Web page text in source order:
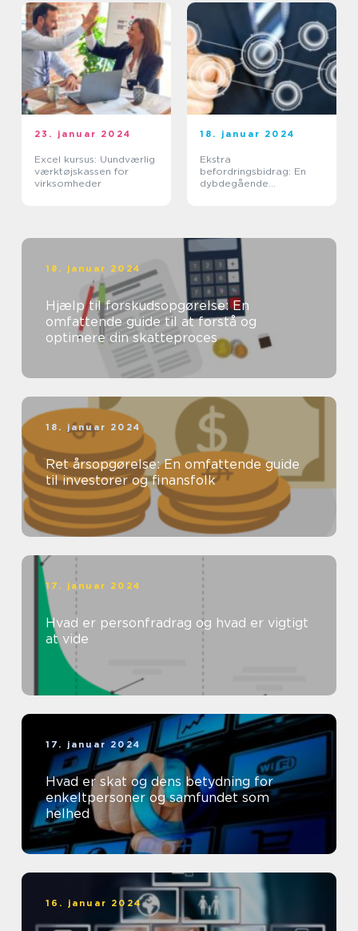
23. januar 2024
Excel kursus: Uundværlig
værktøjskassen for
virksomheder
18. januar 2024
Ekstra
befordringsbidrag: En
dybdegående
18. januar 2024
Hjælp til forskudsopgørelse: En
omfattende guide til at forstå og
optimere din skatteproces
18. januar 2024
Ret årsopgørelse: En omfattende guide
til investorer og finansfolk
17. januar 2024
Hvad er personfradrag og hvad er vigtigt
at vide
17. januar 2024
Hvad er skat og dens betydning for
enkeltpersoner og samfundet som
helhed
16. januar 2024